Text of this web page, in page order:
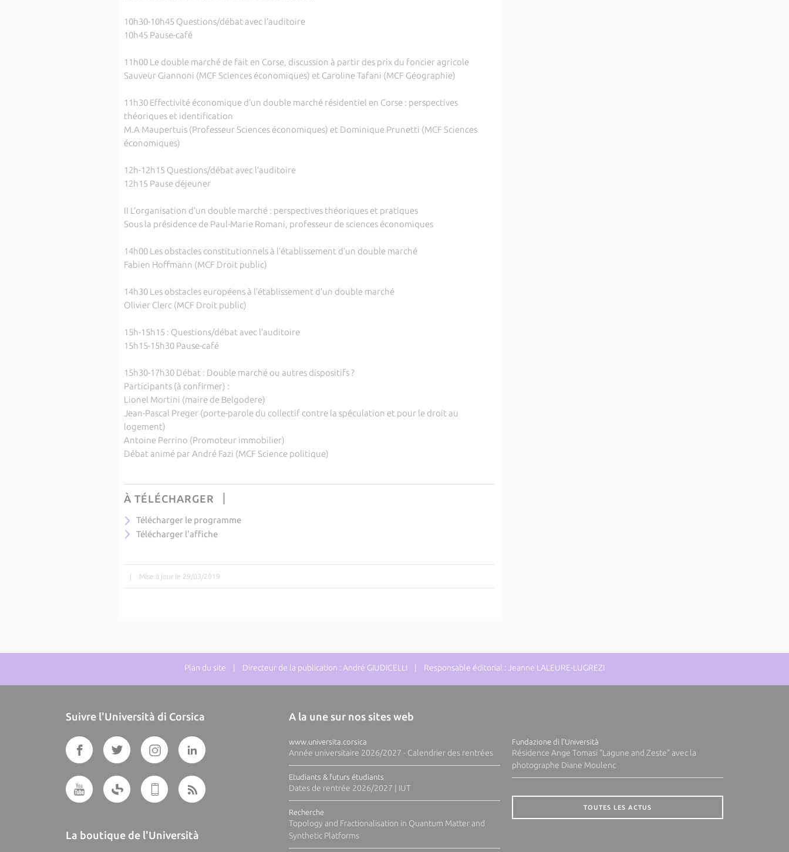
10h30-10h45 Questions/débat avec l’auditoire
10h45 Pause-café
11h00 Le double marché de fait en Corse, discussion à partir des prix du foncier agricole
Sauveur Giannoni (MCF Sciences économiques) et Caroline Tafani (MCF Géographie)
11h30 Effectivité économique d’un double marché résidentiel en Corse : perspectives
théoriques et identification
M.A Maupertuis (Professeur Sciences économiques) et Dominique Prunetti (MCF Sciences
économiques)
12h-12h15 Questions/débat avec l’auditoire
12h15 Pause déjeuner
II L’organisation d’un double marché : perspectives théoriques et pratiques
Sous la présidence de Paul-Marie Romani, professeur de sciences économiques
14h00 Les obstacles constitutionnels à l’établissement d’un double marché
Fabien Hoffmann (MCF Droit public)
14h30 Les obstacles européens à l’établissement d’un double marché
Olivier Clerc (MCF Droit public)
15h-15h15 : Questions/débat avec l’auditoire
15h15-15h30 Pause-café
15h30-17h30 Débat : Double marché ou autres dispositifs ?
Participants (à confirmer) :
Lionel Mortini (maire de Belgodere)
Jean-Pascal Preger (porte-parole du collectif contre la spéculation et pour le droit au
logement)
Antoine Perrino (Promoteur immobilier)
Débat animé par André Fazi (MCF Science politique)
À TÉLÉCHARGER
Télécharger le programme
Télécharger l'affiche
| Mise à jour le 29/03/2019
Plan du site | Directeur de la publication : André GIUDICELLI | Responsable éditorial : Jeanne LALEURE-LUGREZI
Suivre l'Università di Corsica
La boutique de l'Università
A la une sur nos sites web
www.universita.corsica
Année universitaire 2026/2027 - Calendrier des rentrées
Etudiants & futurs étudiants
Dates de rentrée 2026/2027 | IUT
Recherche
Topology and Fractionalisation in Quantum Matter and
Synthetic Platforms
Fundazione di l'Università
Résidence Ange Tomasi "Lagune and Zeste" avec la
photographe Diane Moulenc
TOUTES LES ACTUS